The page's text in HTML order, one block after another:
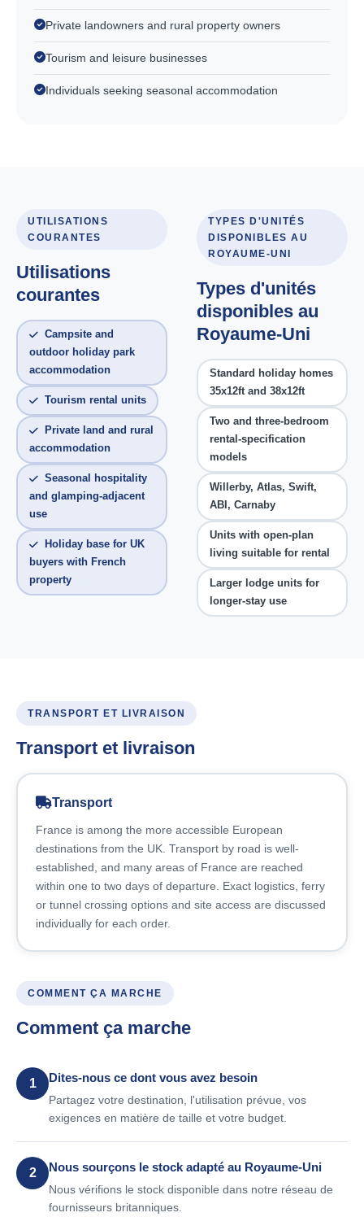
Private landowners and rural property owners
Tourism and leisure businesses
Individuals seeking seasonal accommodation
UTILISATIONS
COURANTES
Utilisations
courantes
Campsite and
outdoor holiday park
accommodation
Tourism rental units
Private land and rural
accommodation
Seasonal hospitality
and glamping-adjacent
use
Holiday base for UK
buyers with French
property
TYPES D'UNITÉS
DISPONIBLES AU
ROYAUME-UNI
Types d'unités
disponibles au
Royaume-Uni
Standard holiday homes
35x12ft and 38x12ft
Two and three-bedroom
rental-specification
models
Willerby, Atlas, Swift,
ABI, Carnaby
Units with open-plan
living suitable for rental
Larger lodge units for
longer-stay use
TRANSPORT ET LIVRAISON
Transport et livraison
Transport
France is among the more accessible European
destinations from the UK. Transport by road is well-
established, and many areas of France are reached
within one to two days of departure. Exact logistics, ferry
or tunnel crossing options and site access are discussed
individually for each order.
COMMENT ÇA MARCHE
Comment ça marche
1 Dites-nous ce dont vous avez besoin
Partagez votre destination, l'utilisation prévue, vos
exigences en matière de taille et votre budget.
2 Nous sourçons le stock adapté au Royaume-Uni
Nous vérifions le stock disponible dans notre réseau de
fournisseurs britanniques.